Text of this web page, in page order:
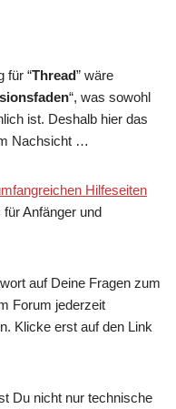
für “Thread” wäre
“, was sowohl
ist. Deshalb hier das
Nachsicht …
Hilfeseiten
Anfänger und
auf Deine Fragen zum
Forum jederzeit
Klicke erst auf den Link
Du nicht nur technische